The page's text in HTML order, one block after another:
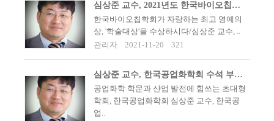
심상준 교수, 2021년도 한국바이오칩학회 '학술대상' 수상
​ ​한국바이오칩학회가 자랑하는 최고 영예의
상, '학술대상'을 수상하시다/심상준 교수, ..
관리자
2021-11-20 321
심상준 교수, 한국공업화학회 수석 부회장으로 선출되다.
공업화학 학문과 산업 발전에 힘쓰는 초대형
학회, 한국공업화학회 심상준 교수, 한국공
업..